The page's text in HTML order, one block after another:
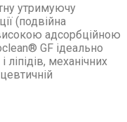
утримуючу
(подвійна
адсорбційною
GF ідеально
ліпідів, механічних